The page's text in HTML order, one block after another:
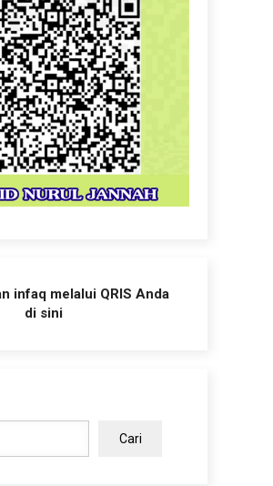
infaq melalui QRIS Anda
di sini
Cari